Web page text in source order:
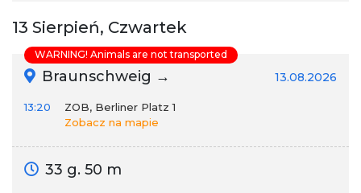
13 Sierpień, Czwartek
Braunschweig → 13.08.2026
13:20
ZOB, Berliner Platz 1
Zobacz na mapie
33 g. 50 m
WARNING! Animals are not transported